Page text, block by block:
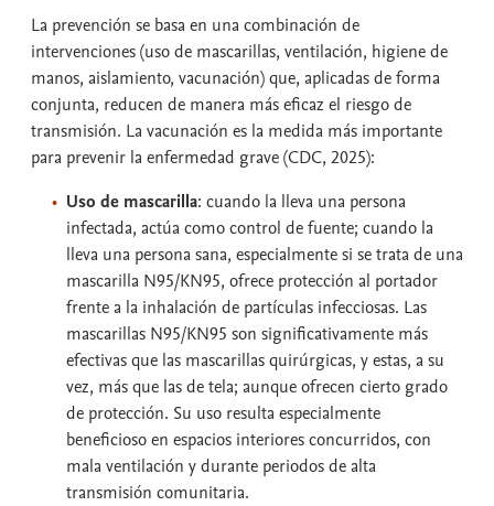
La prevención se basa en una combinación de
intervenciones (uso de mascarillas, ventilación, higiene de
manos, aislamiento, vacunación) que, aplicadas de forma
conjunta, reducen de manera más eficaz el riesgo de
transmisión. La vacunación es la medida más importante
para prevenir la enfermedad grave (CDC, 2025):
Uso de mascarilla: cuando la lleva una persona
infectada, actúa como control de fuente; cuando la
lleva una persona sana, especialmente si se trata de una
mascarilla N95/KN95, ofrece protección al portador
frente a la inhalación de partículas infecciosas. Las
mascarillas N95/KN95 son significativamente más
efectivas que las mascarillas quirúrgicas, y estas, a su
vez, más que las de tela; aunque ofrecen cierto grado
de protección. Su uso resulta especialmente
beneficioso en espacios interiores concurridos, con
mala ventilación y durante periodos de alta
transmisión comunitaria.